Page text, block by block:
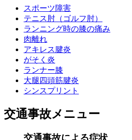
スポーツ障害
テニス肘（ゴルフ肘）
ランニング時の膝の痛み
肉離れ
アキレス腱炎
がそく炎
ランナー膝
大腿四頭筋腱炎
シンスプリント
交通事故メニュー
交通事故による症状